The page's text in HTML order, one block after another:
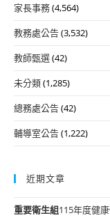
家長事務(4,564)
教務處公告(3,532)
教師甄選(42)
未分類(1,285)
總務處公告(42)
輔導室公告(1,222)
近期文章
重要衛生組115年度健